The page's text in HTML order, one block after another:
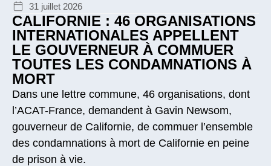
31 juillet 2026
CALIFORNIE : 46 ORGANISATIONS
INTERNATIONALES APPELLENT
LE GOUVERNEUR À COMMUER
TOUTES LES CONDAMNATIONS À
MORT
Dans une lettre commune, 46 organisations, dont
l’ACAT-France, demandent à Gavin Newsom,
gouverneur de Californie, de commuer l’ensemble
des condamnations à mort de Californie en peine
de prison à vie.